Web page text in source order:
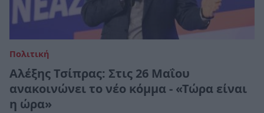
Πολιτική
Αλέξης Τσίπρας: Στις 26 Μαΐου
ανακοινώνει το νέο κόμμα - «Τώρα είναι
η ώρα»